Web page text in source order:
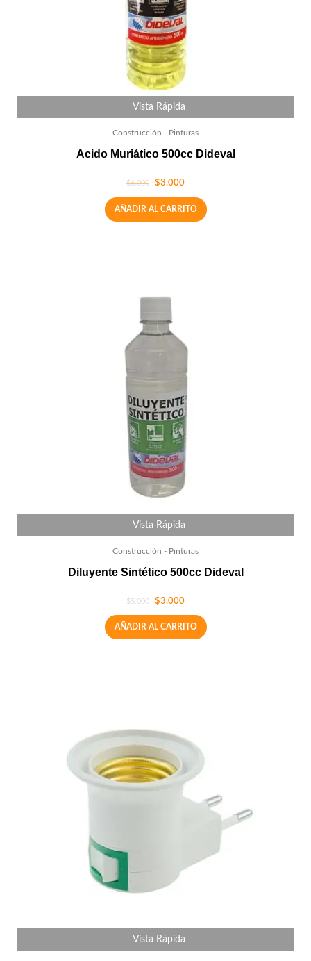
Vista Rápida
Construcción - Pinturas
Acido Muriático 500cc Dideval
$6.000 $3.000
AÑADIR AL CARRITO
Vista Rápida
Construcción - Pinturas
Diluyente Sintético 500cc Dideval
$5.000 $3.000
AÑADIR AL CARRITO
Vista Rápida